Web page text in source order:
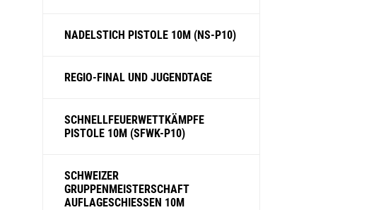
NADELSTICH PISTOLE 10M (NS-P10)
REGIO-FINAL UND JUGENDTAGE
SCHNELLFEUERWETTKÄMPFE
PISTOLE 10M (SFWK-P10)
SCHWEIZER
GRUPPENMEISTERSCHAFT
AUFLAGESCHIESSEN 10M